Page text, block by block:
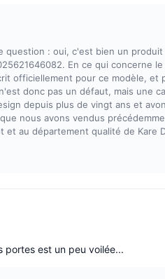
: oui, c'est bien un produit
En ce qui concerne
officiellement pour ce modèle, et
donc pas un défaut, mais une
depuis plus de vingt ans et
nous avons vendus
et au département qualité de Kare
portes est un peu voilée...